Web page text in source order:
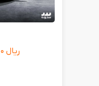
ریال ۱۳,۹۵۰,۰۰۰,۰۰۰